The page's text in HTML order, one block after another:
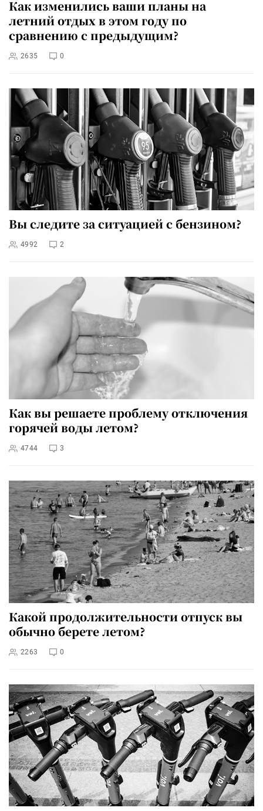
Как изменились ваши планы на
летний отдых в этом году по
сравнению с предыдущим?
2635 0
Вы следите за ситуацией с бензином?
4992 2
Как вы решаете проблему отключения
горячей воды летом?
4744 3
Какой продолжительности отпуск вы
обычно берете летом?
2263 0